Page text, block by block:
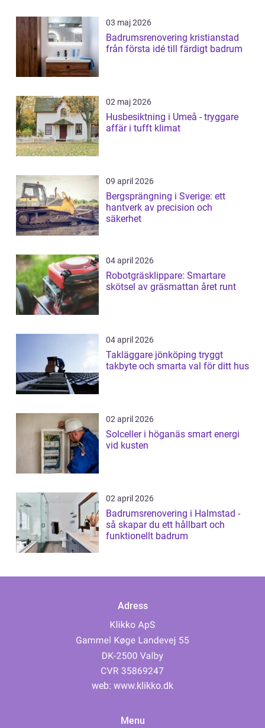
03 maj 2026
Badrumsrenovering kristianstad
från första idé till färdigt badrum
02 maj 2026
Husbesiktning i Umeå - tryggare
affär i tufft klimat
09 april 2026
Bergsprängning i Sverige: ett
hantverk av precision och
säkerhet
04 april 2026
Robotgräsklippare: Smartare
skötsel av gräsmattan året runt
04 april 2026
Takläggare jönköping tryggt
takbyte och smarta val för ditt hus
02 april 2026
Solceller i höganäs smart energi
vid kusten
02 april 2026
Badrumsrenovering i Halmstad -
så skapar du ett hållbart och
funktionellt badrum
Adress
web: www.klikko.dk
Menu